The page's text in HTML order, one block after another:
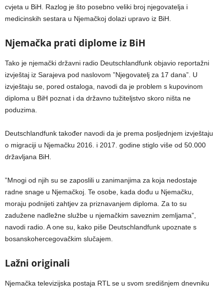
cvjeta u BiH. Razlog je što posebno veliki broj njegovatelja i
medicinskih sestara u Njemačkoj dolazi upravo iz BiH.
Njemačka prati diplome iz BiH
Tako je njemački državni radio Deutschlandfunk objavio reportažni
izvještaj iz Sarajeva pod naslovom ”Njegovatelj za 17 dana”. U
izvještaju se, pored ostaloga, navodi da je problem s kupovinom
diploma u BiH poznat i da državno tužiteljstvo skoro ništa ne
poduzima.
Deutschlandfunk također navodi da je prema posljednjem izvještaju
o migraciji u Njemačku 2016. i 2017. godine stiglo više od 50.000
državljana BiH.
”Mnogi od njih su se zaposlili u zanimanjima za koja nedostaje
radne snage u Njemačkoj. Te osobe, kada dođu u Njemačku,
moraju podnijeti zahtjev za priznavanjem diploma. Za to su
zadužene nadležne službe u njemačkim saveznim zemljama”,
navodi radio. A one su, kako piše Deutschlandfunk upoznate s
bosanskohercegovačkim slučajem.
Lažni originali
Njemačka televizijska postaja RTL se u svom središnjem dnevniku